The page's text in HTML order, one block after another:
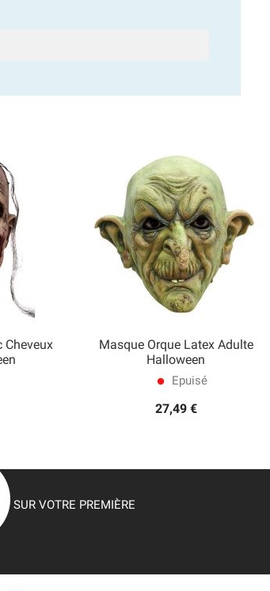
Cheveux
Masque Orque Latex Adulte
Halloween
lens Epuisé
27,49 €
Aperçu rapide
SUR VOTRE PREMIÈRE